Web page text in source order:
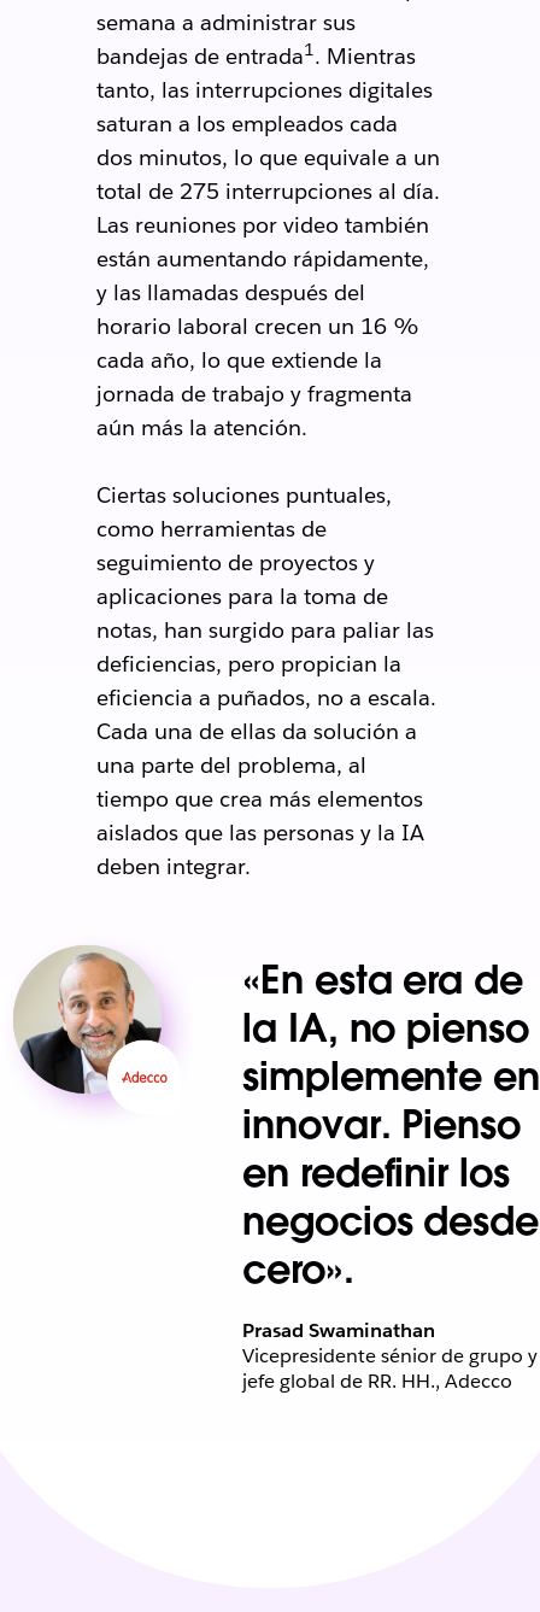
semana a administrar sus
bandejas de entrada1. Mientras
tanto, las interrupciones digitales
saturan a los empleados cada
dos minutos, lo que equivale a un
total de 275 interrupciones al día.
Las reuniones por video también
están aumentando rápidamente,
y las llamadas después del
horario laboral crecen un 16 %
cada año, lo que extiende la
jornada de trabajo y fragmenta
aún más la atención.
Ciertas soluciones puntuales,
como herramientas de
seguimiento de proyectos y
aplicaciones para la toma de
notas, han surgido para paliar las
deficiencias, pero propician la
eficiencia a puñados, no a escala.
Cada una de ellas da solución a
una parte del problema, al
tiempo que crea más elementos
aislados que las personas y la IA
deben integrar.
«En esta era de
la IA, no pienso
simplemente en
innovar. Pienso
en redefinir los
negocios desde
cero».
Prasad Swaminathan
Vicepresidente sénior de grupo y
jefe global de RR. HH., Adecco